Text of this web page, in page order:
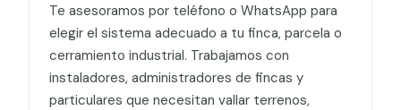
Te asesoramos por teléfono o WhatsApp para
elegir el sistema adecuado a tu finca, parcela o
cerramiento industrial. Trabajamos con
instaladores, administradores de fincas y
particulares que necesitan vallar terrenos,